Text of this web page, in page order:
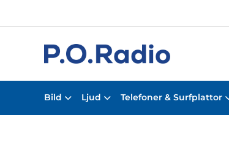
Bild Ljud Telefoner & Surfplattor